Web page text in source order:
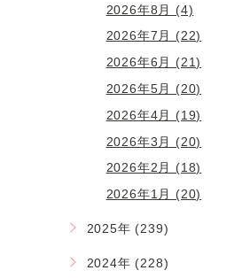
2026年8月 (4)
2026年7月 (22)
2026年6月 (21)
2026年5月 (20)
2026年4月 (19)
2026年3月 (20)
2026年2月 (18)
2026年1月 (20)
2025年 (239)
2024年 (228)